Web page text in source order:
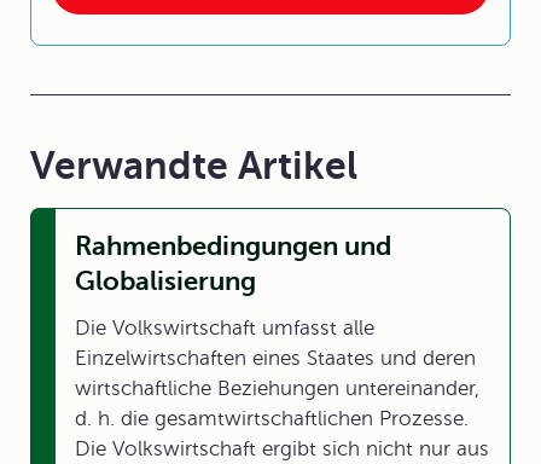
Verwandte Artikel
Rahmenbedingungen und
Globalisierung
Die Volkswirtschaft umfasst alle
Einzelwirtschaften eines Staates und deren
wirtschaftliche Beziehungen untereinander,
d. h. die gesamtwirtschaftlichen Prozesse.
Die Volkswirtschaft ergibt sich nicht nur aus